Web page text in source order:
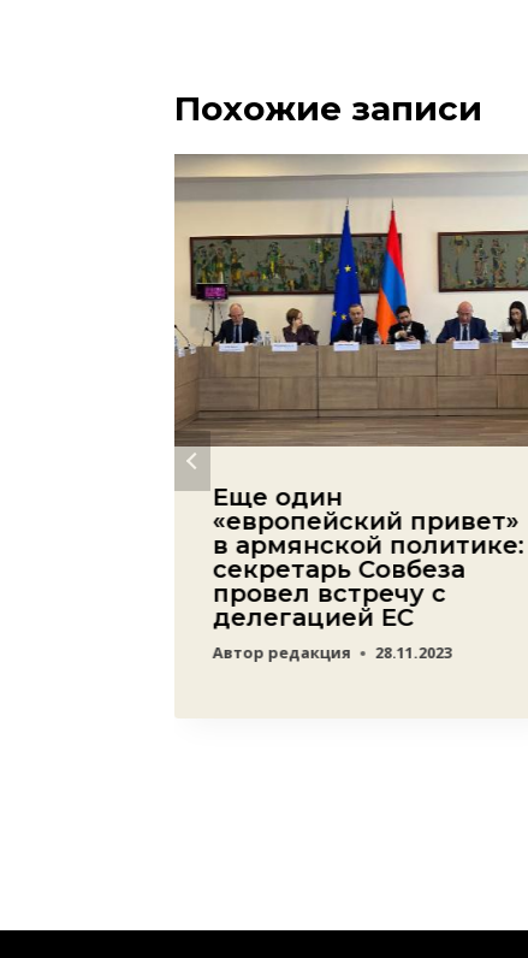
Похожие записи
Еще один
«европейский привет»
в армянской политике:
секретарь Совбеза
провел встречу с
делегацией ЕС
Автор редакция 28.11.2023